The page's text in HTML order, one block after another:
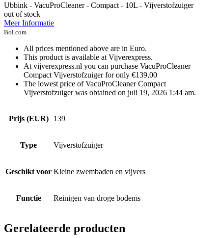
Ubbink - VacuProCleaner - Compact - 10L - Vijverstofzuiger
out of stock
Meer Informatie
Bol.com
All prices mentioned above are in Euro.
This product is available at Vijverexpress.
At vijverexpress.nl you can purchase VacuProCleaner
Compact Vijverstofzuiger for only €139,00
The lowest price of VacuProCleaner Compact
Vijverstofzuiger was obtained on juli 19, 2026 1:44 am.
Prijs (EUR) 139
Type Vijverstofzuiger
Geschikt voor Kleine zwembaden en vijvers
Functie Reinigen van droge bodems
Gerelateerde producten